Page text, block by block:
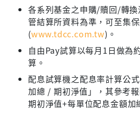
各系列基金之申購/贖回/轉
管結算所資料為準，可至集
(www.tdcc.com.tw)。
自由Pay試算以每月1日做為
算。
配息試算機之配息率計算公
加總 / 期初淨值」，其參考
期初淨值+每單位配息金額加